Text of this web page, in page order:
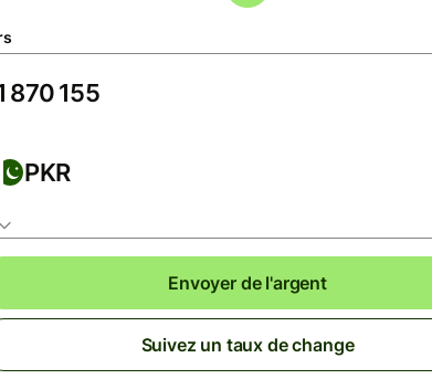
PKR
Envoyer de l'argent
Suivez un taux de change